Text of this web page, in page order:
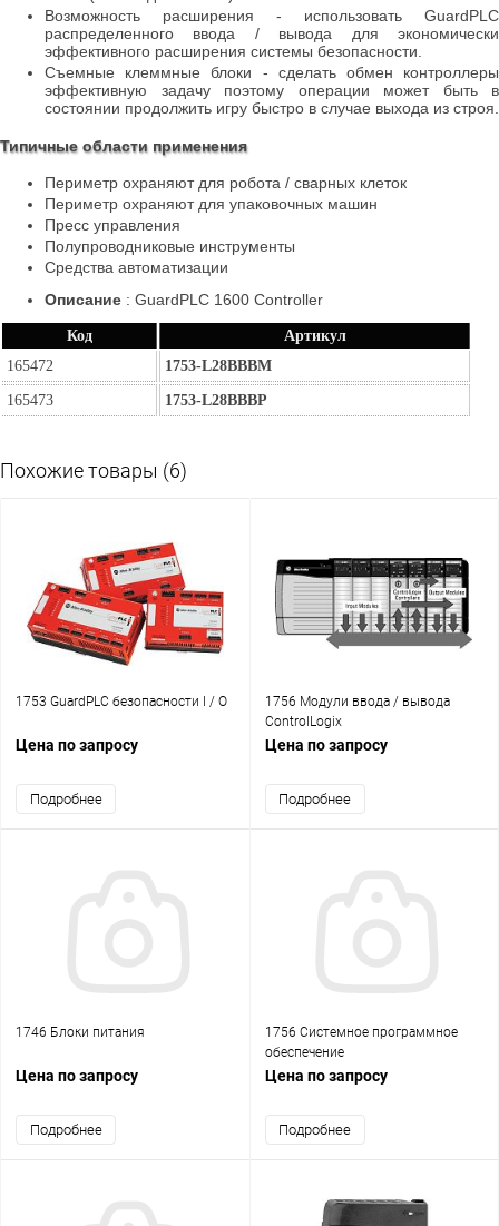
Возможность расширения - использовать GuardPLC
распределенного ввода / вывода для экономически
эффективного расширения системы безопасности.
Съемные клеммные блоки - сделать обмен контроллеры
эффективную задачу поэтому операции может быть в
состоянии продолжить игру быстро в случае выхода из строя.
Типичные области применения
Периметр охраняют для робота / сварных клеток
Периметр охраняют для упаковочных машин
Пресс управления
Полупроводниковые инструменты
Средства автоматизации
Описание : GuardPLC 1600 Controller
Код
Артикул
165472
1753-L28BBBM
165473 1753-L28BBBP
Похожие товары (6)
1753 GuardPLC безопасности I / O
Цена по запросу
Подробнее
1756 Модули ввода / вывода
ControlLogix
Цена по запросу
Подробнее
1746 Блоки питания
Цена по запросу
Подробнее
1756 Системное программное
обеспечение
Цена по запросу
Подробнее